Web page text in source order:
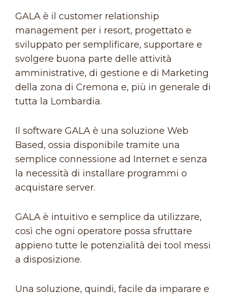
GALA è il customer relationship
management per i resort, progettato e
sviluppato per semplificare, supportare e
svolgere buona parte delle attività
amministrative, di gestione e di Marketing
della zona di Cremona e, più in generale di
tutta la Lombardia.
Il software GALA è una soluzione Web
Based, ossia disponibile tramite una
semplice connessione ad Internet e senza
la necessità di installare programmi o
acquistare server.
GALA è intuitivo e semplice da utilizzare,
così che ogni operatore possa sfruttare
appieno tutte le potenzialità dei tool messi
a disposizione.
Una soluzione, quindi, facile da imparare e